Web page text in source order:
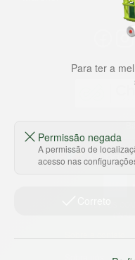
HORTUS
Para ter a
Permissão negada
A permissão de
acesso nas